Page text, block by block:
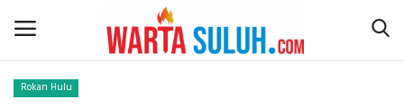
Rokan Hulu